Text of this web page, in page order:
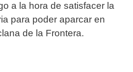
a la hora de satisfacer la
para poder aparcar en
de la Frontera.